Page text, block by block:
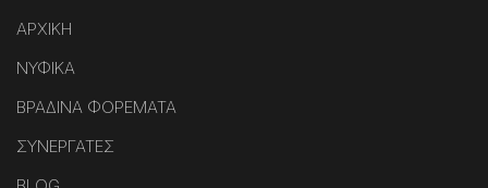
ΑΡΧΙΚΗ
ΝΥΦΙΚΑ
ΒΡΑΔΙΝΑ ΦΟΡΕΜΑΤΑ
ΣΥΝΕΡΓΑΤΕΣ